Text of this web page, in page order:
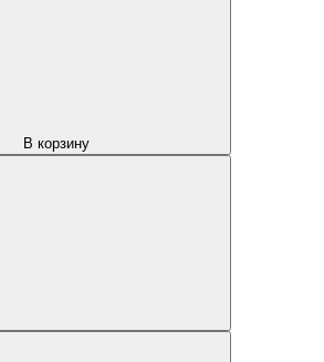
В корзину